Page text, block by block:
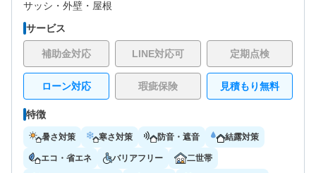
サッシ・ 外壁・ 屋根
サービス
補助金対応 LINE対応可 定期点検
ローン対応 瑕疵保険 見積もり無料
特徴
暑さ対策 寒さ対策 防音・遮音 結露対策
エコ・省エネ バリアフリー 二世帯